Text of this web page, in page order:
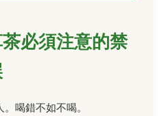
必須注意的禁
喝錯不如不喝。